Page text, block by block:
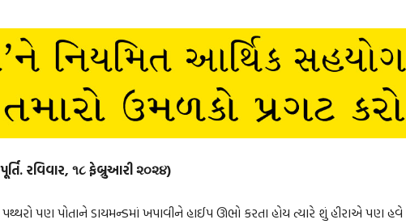
રવિવાર, ૧૮ ફેબ્રુઆરી ૨૦૨૪)
પણ પોતાને ડાયમન્ડમાં ખપાવીને હાઈપ ઊભો કરતા હોય ત્યારે શું હીરાએ પણ હવે